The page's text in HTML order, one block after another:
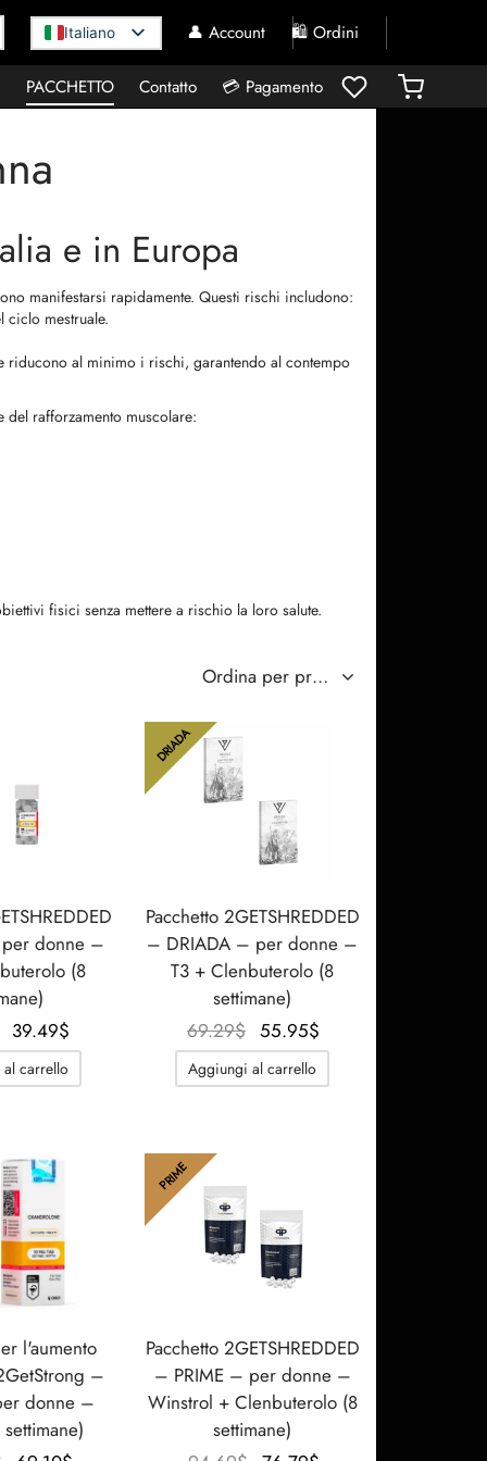
Italiano 👤 Account 🛍️ Ordini
PACCHETTO Contatto 💳 Pagamento
e in Europa
manifestarsi rapidamente. Questi rischi includono:
mestruale.
al minimo i rischi, garantendo al contempo
rafforzamento muscolare:
fisici senza mettere a rischio la loro salute.
donne –
(8
Il
prezzo
originale
39.49$
prezzo
attuale
carrello
DRIADA
Pacchetto 2GETSHREDDED
– DRIADA – per donne –
T3 + Clenbuterolo (8
settimane)
69.29$
Il
prezzo
originale
55.95$
prezzo
Aggiungi al carrello
l'aumento
–
donne –
PRIME
Pacchetto 2GETSHREDDED
– PRIME – per donne –
Winstrol + Clenbuterolo (8
settimane)